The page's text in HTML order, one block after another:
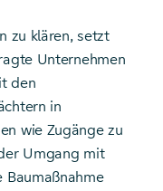
zu klären, setzt
Unternehmen
den
in
wie Zugänge zu
Umgang mit
Baumaßnahme